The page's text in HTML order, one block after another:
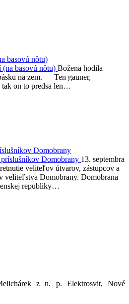
basovú nôtu)
Božena hodila
na zem. — Ten gauner, —
on to predsa len…
Domobrany
13. septembra
veliteľov útvarov, zástupcov a
veliteľstva Domobrany. Domobrana
republiky…
z n. p. Elektrosvit, Nové